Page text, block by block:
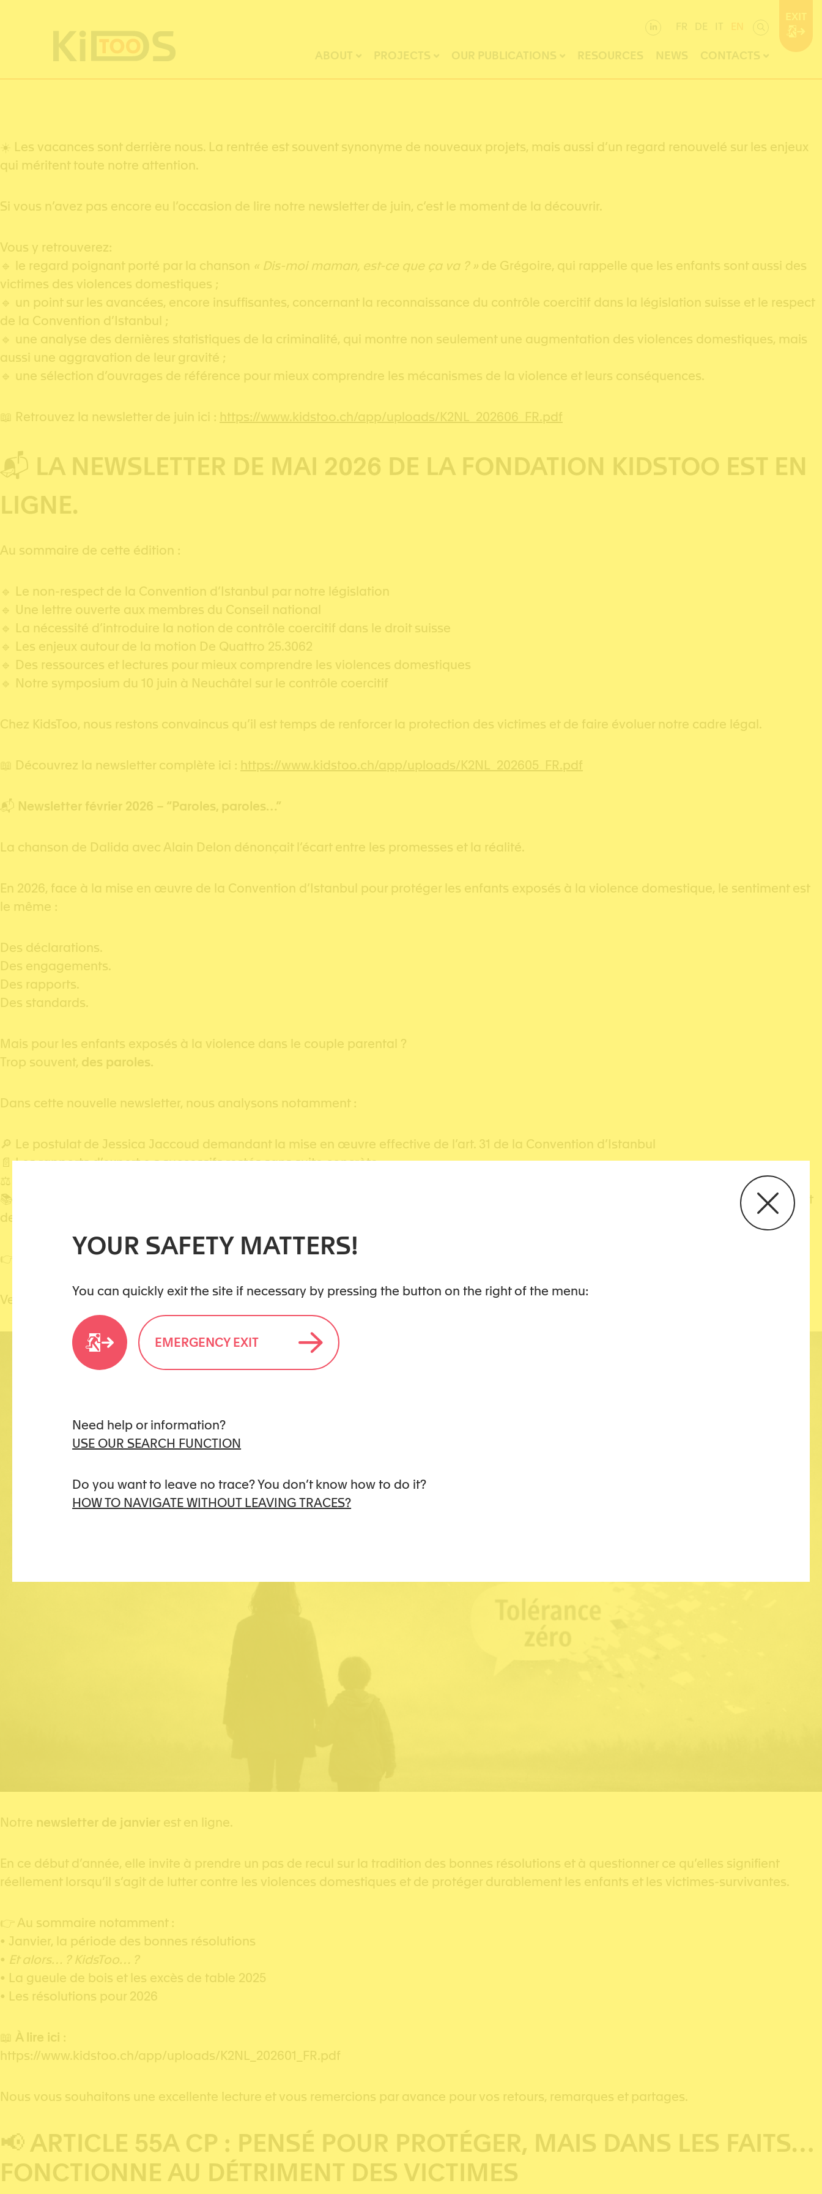
FR DE IT
ABOUT PROJECTS OUR PUBLICATIONS RESOURCES NEWS CONTACTS
YOUR SAFETY MATTERS!
You can quickly exit the site if necessary by pressing the button on the right of the menu:
EMERGENCY EXIT
Need help or information?
USE OUR SEARCH FUNCTION
Do you want to leave no trace? You don’t know how to do it?
HOW TO NAVIGATE WITHOUT LEAVING TRACES?
☀️ Les vacances sont derrière nous. La rentrée est souvent synonyme de nouveaux projets, mais aussi d’un regard renouvelé sur les enjeux
qui méritent toute notre attention.
Si vous n’avez pas encore eu l’occasion de lire notre newsletter de juin, c’est le moment de la découvrir.
Vous y retrouverez:
🔹 le regard poignant porté par la chanson « Dis-moi maman, est-ce que ça va ? » de Grégoire, qui rappelle que les enfants sont aussi des
victimes des violences domestiques ;
🔹 un point sur les avancées, encore insuffisantes, concernant la reconnaissance du contrôle coercitif dans la législation suisse et le respect
de la Convention d’Istanbul ;
🔹 une analyse des dernières statistiques de la criminalité, qui montre non seulement une augmentation des violences domestiques, mais
aussi une aggravation de leur gravité ;
🔹 une sélection d’ouvrages de référence pour mieux comprendre les mécanismes de la violence et leurs conséquences.
📖 Retrouvez la newsletter de juin ici : https://www.kidstoo.ch/app/uploads/K2NL_202606_FR.pdf
📬 LA NEWSLETTER DE MAI 2026 DE LA FONDATION KIDSTOO EST EN
LIGNE.
Au sommaire de cette édition :
🔹 Le non-respect de la Convention d’Istanbul par notre législation
🔹 Une lettre ouverte aux membres du Conseil national
🔹 La nécessité d’introduire la notion de contrôle coercitif dans le droit suisse
🔹 Les enjeux autour de la motion De Quattro 25.3062
🔹 Des ressources et lectures pour mieux comprendre les violences domestiques
🔹 Notre symposium du 10 juin à Neuchâtel sur le contrôle coercitif
Chez KidsToo, nous restons convaincus qu’il est temps de renforcer la protection des victimes et de faire évoluer notre cadre légal.
📖 Découvrez la newsletter complète ici : https://www.kidstoo.ch/app/uploads/K2NL_202605_FR.pdf
📬 Newsletter février 2026 – “Paroles, paroles…”
La chanson de Dalida avec Alain Delon dénonçait l’écart entre les promesses et la réalité.
En 2026, face à la mise en œuvre de la Convention d’Istanbul pour protéger les enfants exposés à la violence domestique, le sentiment est
le même :
Des déclarations.
Des engagements.
Des rapports.
Des standards.
Mais pour les enfants exposés à la violence dans le couple parental ?
Trop souvent, des paroles.
Dans cette nouvelle newsletter, nous analysons notamment :
🔎 Le postulat de Jessica Jaccoud demandant la mise en œuvre effective de l’art. 31 de la Convention d’Istanbul
📄 Les rapports d’expert·e·s successifs restés sans suite concrète
⚖️ Les enjeux du débat parlementaire à venir
📚 Notre étude basée sur des cas réels, montrant que la violence est encore trop souvent minimisée dans les décisions de garde et de droit
de visite
👉 À lire ici : https://www.kidstoo.ch/app/uploads/K2NL_202602_FR.pdf
Version DE : https://www.kidstoo.ch/app/uploads/K2NL_202602_DE.pdf
Notre newsletter de janvier est en ligne.
En ce début d’année, elle invite à prendre un pas de recul sur la tradition des bonnes résolutions et à questionner ce qu’elles signifient
réellement lorsqu’il s’agit de lutter contre les violences domestiques et de protéger durablement les enfants et les victimes-survivantes.
👉 Au sommaire notamment :
• Janvier, la période des bonnes résolutions
• Et alors… ? KidsToo… ?
• La gueule de bois et les excès de table 2025
• Les résolutions pour 2026
📖 À lire ici :
https://www.kidstoo.ch/app/uploads/K2NL_202601_FR.pdf
Nous vous souhaitons une excellente lecture et vous remercions par avance pour vos retours, remarques et partages.
📢ARTICLE 55A CP : PENSÉ POUR PROTÉGER, MAIS DANS LES FAITS…
FONCTIONNE AU DÉTRIMENT DES VICTIMES